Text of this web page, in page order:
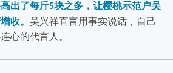
出了每斤5块之多，让樱桃示范户吴
收。 吴兴祥直言用事实说话，自己
心的代言人。